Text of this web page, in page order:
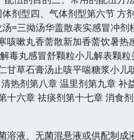
剂型四、气体剂型第六节 方
=三拗汤华盖散表实感冒冲
嗽丸香薷散新加香薷饮暑热
毒丸感冒舒颗粒小儿解表颗
草石膏汤止咳平喘糖浆小儿
热剂第八章 温里剂第九章 补
六章 祛痰剂第十七章 消食
液、无菌混悬液或供配制成